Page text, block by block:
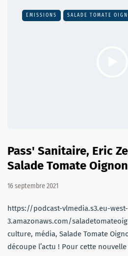
EMISSIONS SALADE TOMATE
Pass' Sanitaire, Eric
Salade Tomate
16 septembre 2021
https://podcast-vlmedia.s3.eu-west-
3.amazonaws.com/
culture, média, Salade Tomate
découpe l’actu ! Pour cette